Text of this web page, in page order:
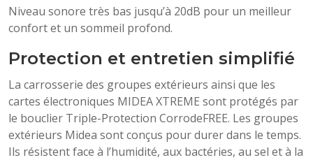
Niveau sonore très bas jusqu’à 20dB pour un meilleur
confort et un sommeil profond.
Protection et entretien simplifié
La carrosserie des groupes extérieurs ainsi que les
cartes électroniques MIDEA XTREME sont protégés par
le bouclier Triple-Protection CorrodeFREE. Les groupes
extérieurs Midea sont conçus pour durer dans le temps.
Ils résistent face à l’humidité, aux bactéries, au sel et à la